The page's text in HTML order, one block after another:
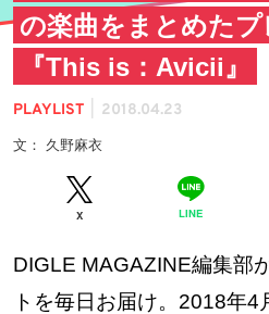
の楽曲をまとめたプ
『This is：Avicii』
PLAYLIST 2018.04.23
文： 久野麻衣
X LINE
DIGLE MAGAZINE編集部
トを毎日お届け。2018年